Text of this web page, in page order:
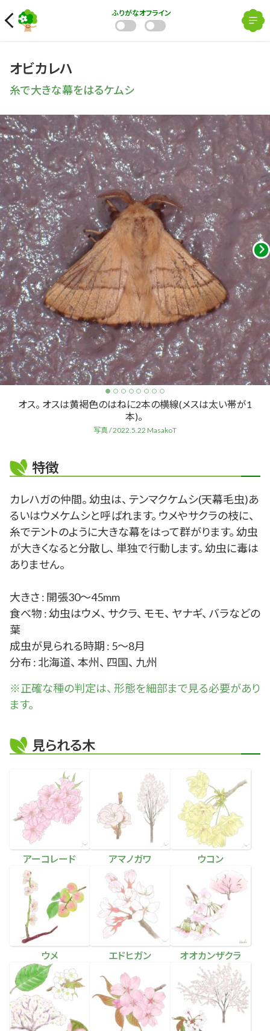
ふりがなオフライン
オビカレハ
糸で大きな幕をはるケムシ
オス。 オスは黄褐色のはねに2本の横線(メスは太い帯が1
本)。
写真 / 2022.5.22 MasakoT
特徴
カレハガの仲間。 幼虫は、 テンマクケムシ(天幕毛虫)あ
るいはウメケムシと呼ばれます。 ウメやサクラの枝に、
糸でテントのように大きな幕をはって群がります。 幼虫
が大きくなると分散し、 単独で行動します。 幼虫に毒は
ありません。
大きさ : 開張30～45mm
食べ物 : 幼虫はウメ、 サクラ、 モモ、 ヤナギ、 バラなどの
葉
成虫が見られる時期 : 5～8月
分布 : 北海道、 本州、 四国、 九州
※正確な種の判定は、 形態を細部まで見る必要があり
ます。
見られる木
アーコレード アマノガワ ウコン
ウメ エドヒガン オオカンザクラ